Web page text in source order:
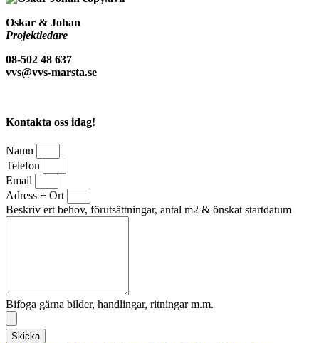
Oskar & Johan
Projektledare
08-502 48 637
vvs@vvs-marsta.se
Kontakta oss idag!
Namn
Telefon
Email
Adress + Ort
Beskriv ert behov, förutsättningar, antal m2 & önskat startdatum
Bifoga gärna bilder, handlingar, ritningar m.m.
Skicka